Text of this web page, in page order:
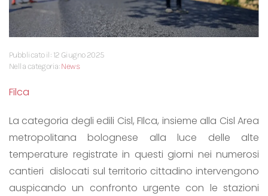
Pubblicato il: 12 Giugno 2025
Nella categoria:News
Filca
La categoria degli edili Cisl, FIlca, insieme alla Cisl Area
metropolitana bolognese alla luce delle alte
temperature registrate in questi giorni nei numerosi
cantieri dislocati sul territorio cittadino intervengono
auspicando un confronto urgente con le stazioni